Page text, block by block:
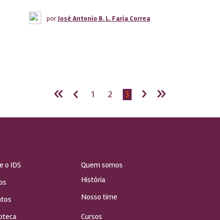
porJosé Antonio B. L. Faria Correa
« ‹ 1 2 3 › »
o IDS
Quem somos
História
Nosso time
Cursos